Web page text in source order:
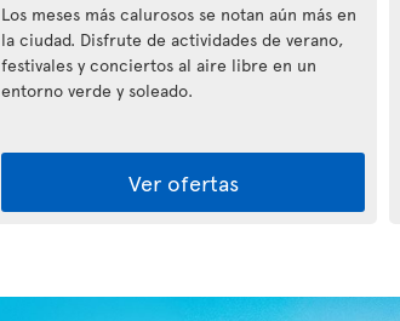
Los meses más calurosos se notan aún más en
la ciudad. Disfrute de actividades de verano,
festivales y conciertos al aire libre en un
entorno verde y soleado.
Ver ofertas